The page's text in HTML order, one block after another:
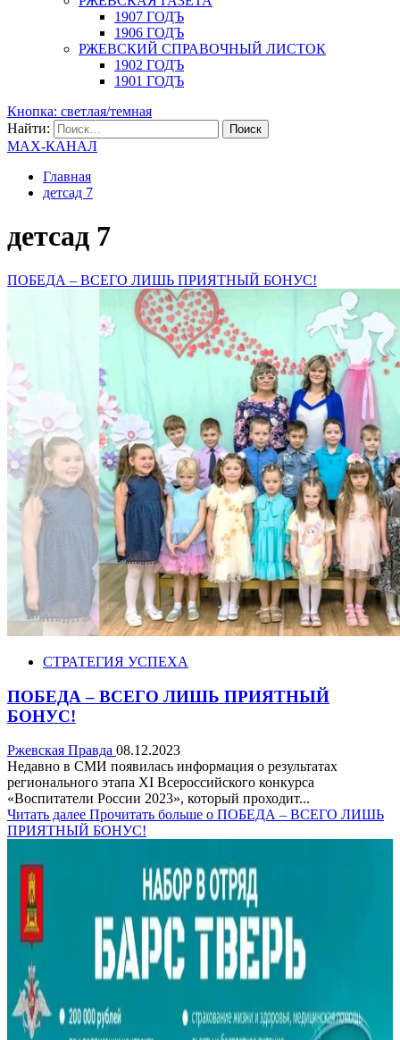
1907 ГОДЪ
1906 ГОДЪ
РЖЕВСКИЙ СПРАВОЧНЫЙ ЛИСТОК
1902 ГОДЪ
1901 ГОДЪ
Кнопка: светлая/темная
Найти:
MAX-КАНАЛ
Главная
детсад 7
детсад 7
ПОБЕДА – ВСЕГО ЛИШЬ ПРИЯТНЫЙ БОНУС!
СТРАТЕГИЯ УСПЕХА
ПОБЕДА – ВСЕГО ЛИШЬ ПРИЯТНЫЙ
БОНУС!
Ржевская Правда 08.12.2023
Недавно в СМИ появилась информация о результатах
регионального этапа ХI Всероссийского конкурса
«Воспитатели России 2023», который проходит...
Читать далее Прочитать больше о ПОБЕДА – ВСЕГО ЛИШЬ
ПРИЯТНЫЙ БОНУС!